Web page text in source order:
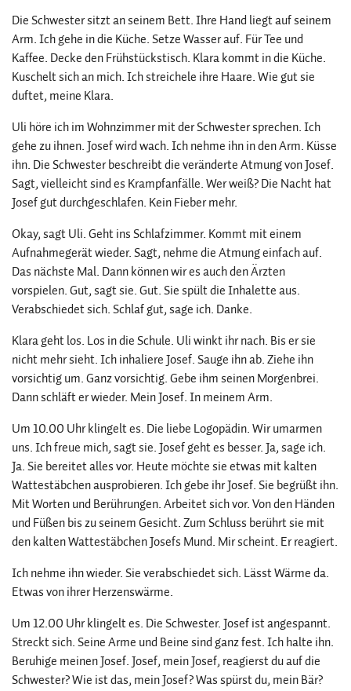
Die Schwester sitzt an seinem Bett. Ihre Hand liegt auf seinem
Arm. Ich gehe in die Küche. Setze Wasser auf. Für Tee und
Kaffee. Decke den Frühstückstisch. Klara kommt in die Küche.
Kuschelt sich an mich. Ich streichele ihre Haare. Wie gut sie
duftet, meine Klara.
Uli höre ich im Wohnzimmer mit der Schwester sprechen. Ich
gehe zu ihnen. Josef wird wach. Ich nehme ihn in den Arm. Küsse
ihn. Die Schwester beschreibt die veränderte Atmung von Josef.
Sagt, vielleicht sind es Krampfanfälle. Wer weiß? Die Nacht hat
Josef gut durchgeschlafen. Kein Fieber mehr.
Okay, sagt Uli. Geht ins Schlafzimmer. Kommt mit einem
Aufnahmegerät wieder. Sagt, nehme die Atmung einfach auf.
Das nächste Mal. Dann können wir es auch den Ärzten
vorspielen. Gut, sagt sie. Gut. Sie spült die Inhalette aus.
Verabschiedet sich. Schlaf gut, sage ich. Danke.
Klara geht los. Los in die Schule. Uli winkt ihr nach. Bis er sie
nicht mehr sieht. Ich inhaliere Josef. Sauge ihn ab. Ziehe ihn
vorsichtig um. Ganz vorsichtig. Gebe ihm seinen Morgenbrei.
Dann schläft er wieder. Mein Josef. In meinem Arm.
Um 10.00 Uhr klingelt es. Die liebe Logopädin. Wir umarmen
uns. Ich freue mich, sagt sie. Josef geht es besser. Ja, sage ich.
Ja. Sie bereitet alles vor. Heute möchte sie etwas mit kalten
Wattestäbchen ausprobieren. Ich gebe ihr Josef. Sie begrüßt ihn.
Mit Worten und Berührungen. Arbeitet sich vor. Von den Händen
und Füßen bis zu seinem Gesicht. Zum Schluss berührt sie mit
den kalten Wattestäbchen Josefs Mund. Mir scheint. Er reagiert.
Ich nehme ihn wieder. Sie verabschiedet sich. Lässt Wärme da.
Etwas von ihrer Herzenswärme.
Um 12.00 Uhr klingelt es. Die Schwester. Josef ist angespannt.
Streckt sich. Seine Arme und Beine sind ganz fest. Ich halte ihn.
Beruhige meinen Josef. Josef, mein Josef, reagierst du auf die
Schwester? Wie ist das, mein Josef? Was spürst du, mein Bär?